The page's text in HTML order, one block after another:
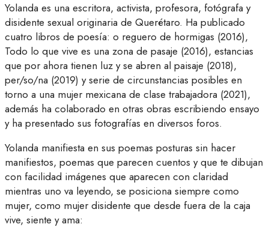
Yolanda es una escritora, activista, profesora, fotógrafa y
disidente sexual originaria de Querétaro. Ha publicado
cuatro libros de poesía: o reguero de hormigas (2016),
Todo lo que vive es una zona de pasaje (2016), estancias
que por ahora tienen luz y se abren al paisaje (2018),
per/so/na (2019) y serie de circunstancias posibles en
torno a una mujer mexicana de clase trabajadora (2021),
además ha colaborado en otras obras escribiendo ensayo
y ha presentado sus fotografías en diversos foros.
Yolanda manifiesta en sus poemas posturas sin hacer
manifiestos, poemas que parecen cuentos y que te dibujan
con facilidad imágenes que aparecen con claridad
mientras uno va leyendo, se posiciona siempre como
mujer, como mujer disidente que desde fuera de la caja
vive, siente y ama: